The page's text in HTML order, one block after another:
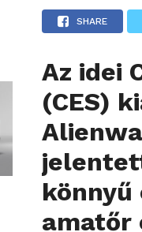
SHARE
Az idei
(CES)
könnyű
amatőr